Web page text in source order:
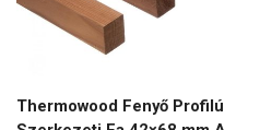
Thermowood Fenyő Profilú